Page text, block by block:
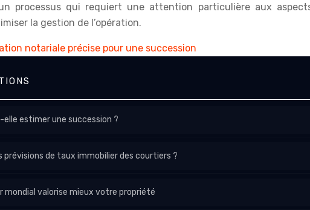
processus qui requiert une attention particulière aux
la gestion de l’opération.
notariale précise pour une succession
estimer une succession ?
de taux immobilier des courtiers ?
mondial valorise mieux votre propriété